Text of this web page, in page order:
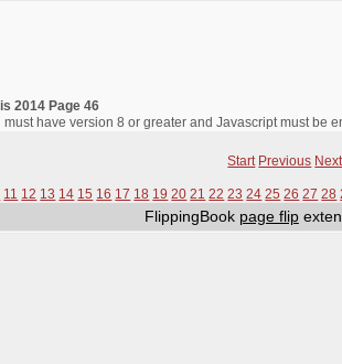
2014 Page 46
have version 8 or greater and Javascript must be
Start Previous Next
11 12 13 14 15 16 17 18 19 20 21 22 23 24 25 26 27 28
FlippingBook page flip